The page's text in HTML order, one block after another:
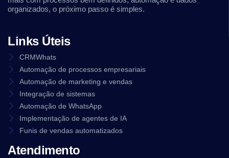
organizados, o próximo passo é simples.
Links Úteis
CRMWhats
Automação de processos empresariais
Automação de marketing e vendas
Integração de sistemas
Automação de WhatsApp
Implementação de agentes de IA
Funis de vendas automatizados
Atendimento